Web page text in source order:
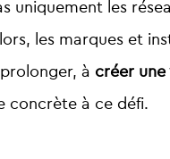
uniquement les
les marques et
à créer
concrète à ce défi.